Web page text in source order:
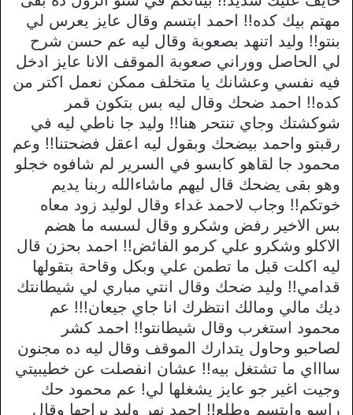
مهتم بيك كده!! احمد ابتسم وقال عايز يعرس لي
بنتو!! وليد اتنهد بصعوبة وقال ليه عم حسن شرح
لي الحاصل ووراني صعوبة الموقف الانا عايز ادخل
فيه نفسي وعشانك يا متخلف ممكن نعمل اكتر من
كده!! احمد ضحك وقال ليه بس بتكون قمر
شوكشتك وجاي تنتحر هنا!! وليد جا ناطي ليه في
رقبتو واحمد بيضحك وبقول ليه اعقل فضحتنا!! وعم
محمود جا لقاهو كابسو في السرير لم شافوه خجلو
وهو بقى يضحك قال ليهم ماشاءالله ربنا يديم
خوتكم!! وجاب لاحمد غداء وقال لوليد زود معاه
بس الاخير رفض وشكرو وقال لسسه ما هضم
الاكلو وشكرو علي كرمو الفائض!! احمد بحزن قال
ليه اكلت قبل ما تطمن علي وبكل وقاحة بتقولها
قدامي!! وليد ضحك وقال انتي مباري لي شيطانتك
ديك مالي ومالك انتظرك انا جاي جيعان!!! عم
محمود استغرب وقال شيطانتو!! احمد كشر
لصاحبو وحاول يتدارك الموقف وقال ليه ده مجنون
ساااي ما تشتغل بيه!! عشان انفصلت عن خطيبيتي
وجيت اغير جو عايز يشغلها لي! عم محمود حك
راسو وابتسم وطلع!! احمد نهر وليد براحها وقال